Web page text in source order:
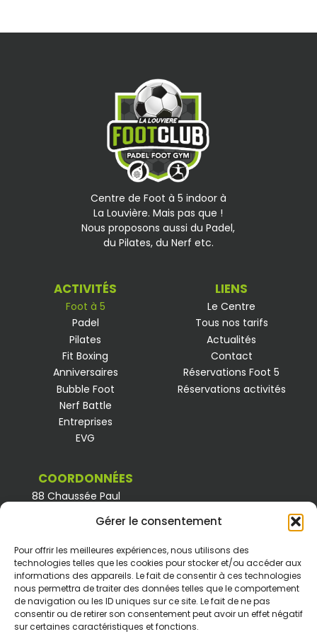
Gérer le consentement
Pour offrir les meilleures expériences, nous utilisons des
technologies telles que les cookies pour stocker et/ou accéder aux
informations des appareils. Le fait de consentir à ces technologies
nous permettra de traiter des données telles que le comportement
de navigation ou les ID uniques sur ce site. Le fait de ne pas
consentir ou de retirer son consentement peut avoir un effet négatif
sur certaines caractéristiques et fonctions.
Centre de Foot à 5 indoor à
La Louvière. Mais pas que !
Nous proposons aussi du Padel,
du Pilates, du Nerf etc.
ACTIVITÉS
Foot à 5
Padel
Pilates
Fit Boxing
Anniversaires
Bubble Foot
Nerf Battle
Entreprises
EVG
LIENS
Le Centre
Tous nos tarifs
Actualités
Contact
Réservations Foot 5
Réservations activités
COORDONNÉES
88 Chaussée Paul
7110 Houdeng Goegnies
0460 97 70 44
WhatsApp
info@footclub.be